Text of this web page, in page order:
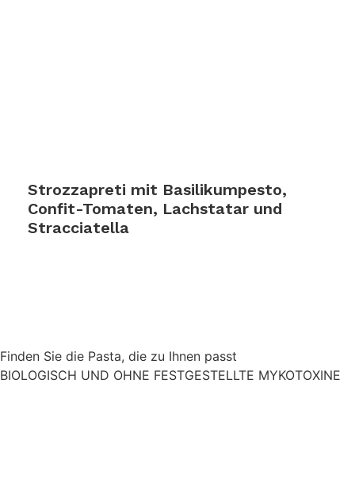
Strozzapreti mit Basilikumpesto,
Confit-Tomaten, Lachstatar und
Stracciatella
Finden Sie die Pasta, die zu Ihnen passt
BIOLOGISCH UND OHNE FESTGESTELLTE MYKOTOXINE